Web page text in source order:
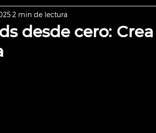
desde cero:
2 min de lectura